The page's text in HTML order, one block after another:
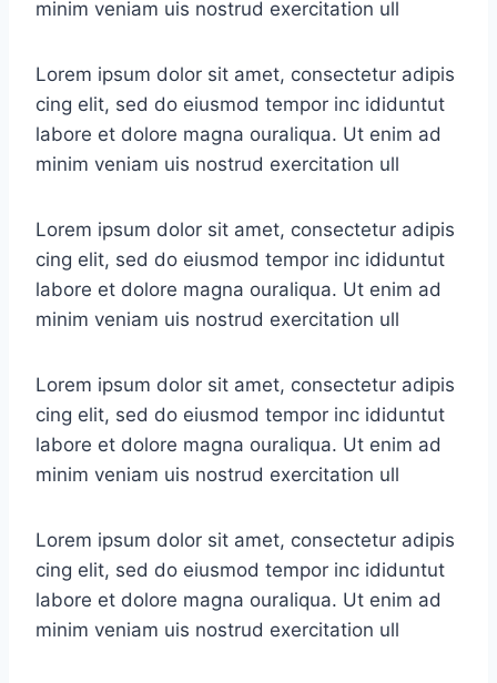
minim veniam uis nostrud exercitation ull
Lorem ipsum dolor sit amet, consectetur adipis
cing elit, sed do eiusmod tempor inc ididuntut
labore et dolore magna ouraliqua. Ut enim ad
minim veniam uis nostrud exercitation ull
Lorem ipsum dolor sit amet, consectetur adipis
cing elit, sed do eiusmod tempor inc ididuntut
labore et dolore magna ouraliqua. Ut enim ad
minim veniam uis nostrud exercitation ull
Lorem ipsum dolor sit amet, consectetur adipis
cing elit, sed do eiusmod tempor inc ididuntut
labore et dolore magna ouraliqua. Ut enim ad
minim veniam uis nostrud exercitation ull
Lorem ipsum dolor sit amet, consectetur adipis
cing elit, sed do eiusmod tempor inc ididuntut
labore et dolore magna ouraliqua. Ut enim ad
minim veniam uis nostrud exercitation ull